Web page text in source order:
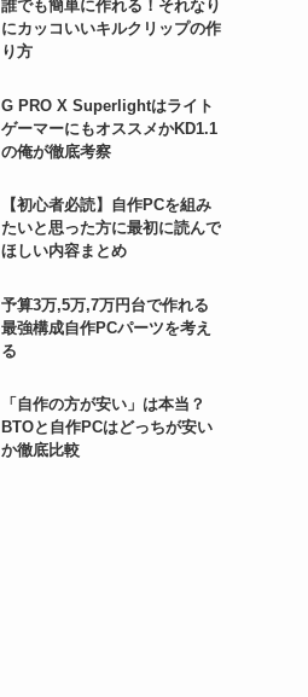
誰でも簡単に作れる！それなり
にカッコいいキルクリップの作
り方
G PRO X Superlightはライト
ゲーマーにもオススメかKD1.1
の俺が徹底考察
【初心者必読】自作PCを組み
たいと思った方に最初に読んで
ほしい内容まとめ
予算3万,5万,7万円台で作れる
最強構成自作PCパーツを考え
る
「自作の方が安い」は本当？
BTOと自作PCはどっちが安い
か徹底比較